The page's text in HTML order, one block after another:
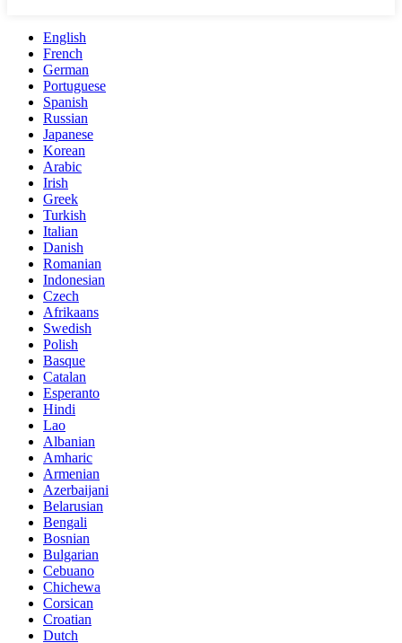
English
French
German
Portuguese
Spanish
Russian
Japanese
Korean
Arabic
Irish
Greek
Turkish
Italian
Danish
Romanian
Indonesian
Czech
Afrikaans
Swedish
Polish
Basque
Catalan
Esperanto
Hindi
Lao
Albanian
Amharic
Armenian
Azerbaijani
Belarusian
Bengali
Bosnian
Bulgarian
Cebuano
Chichewa
Corsican
Croatian
Dutch